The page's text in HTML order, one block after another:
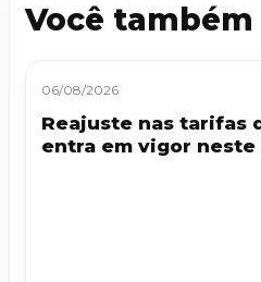
Você
06/08/2026
Reajuste nas tarifas
entra em vigor neste